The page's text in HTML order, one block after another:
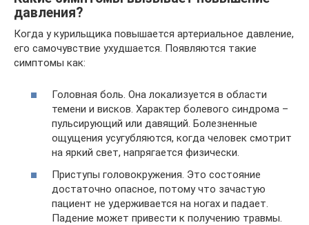
давления?
Когда у курильщика повышается артериальное давление,
его самочувствие ухудшается. Появляются такие
симптомы как:
Головная боль. Она локализуется в области
темени и висков. Характер болевого синдрома –
пульсирующий или давящий. Болезненные
ощущения усугубляются, когда человек смотрит
на яркий свет, напрягается физически.
Приступы головокружения. Это состояние
достаточно опасное, потому что зачастую
пациент не удерживается на ногах и падает.
Падение может привести к получению травмы.